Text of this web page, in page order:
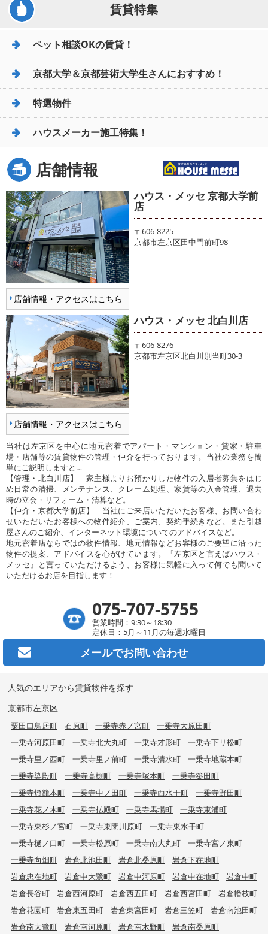
賃貸特集
ペット相談OKの賃貸！
京都大学＆京都芸術大学生さんにおすすめ！
特選物件
ハウスメーカー施工特集！
店舗情報
店舗情報・アクセスはこちら
ハウス・メッセ 京都大学前
店
〒606-8225
京都市左京区田中門前町98
店舗情報・アクセスはこちら
ハウス・メッセ 北白川店
〒606-8276
京都市左京区北白川別当町30-3
当社は左京区を中心に地元密着でアパート・マンション・貸家・駐車
場・店舗等の賃貸物件の管理・仲介を行っております。当社の業務を簡
単にご説明しますと…
【管理・北白川店】 家主様よりお預かりした物件の入居者募集をはじ
め日常の清掃、メンテナンス、クレーム処理、家賃等の入金管理、退去
時の立会・リフォーム・清算など。
【仲介・京都大学前店】 当社にご来店いただいたお客様、お問い合わ
せいただいたお客様への物件紹介、ご案内、契約手続きなど。また引越
屋さんのご紹介、インターネット環境についてのアドバイスなど。
地元密着店ならではの物件情報、地元情報などお客様のご要望に沿った
物件の提案、アドバイスを心がけています。『左京区と言えばハウス・
メッセ』と言っていただけるよう、お客様に気軽に入って何でも聞いて
いただけるお店を目指します！
075-707-5755
営業時間：9:30～18:30
定休日：5月～11月の毎週水曜日
メールでお問い合わせ
人気のエリアから賃貸物件を探す
京都市左京区
粟田口鳥居町 石原町 一乗寺赤ノ宮町
一乗寺大原田町
一乗寺河原田町
一乗寺北大丸町 一乗寺才形町
一乗寺下リ松町
一乗寺里ノ西町
一乗寺里ノ前町 一乗寺清水町
一乗寺地蔵本町
一乗寺染殿町
一乗寺高槻町 一乗寺塚本町
一乗寺築田町
一乗寺燈籠本町
一乗寺中ノ田町 一乗寺西水干町
一乗寺野田町
一乗寺花ノ木町
一乗寺払殿町 一乗寺馬場町
一乗寺東浦町
一乗寺東杉ノ宮町
一乗寺東閉川原町
一乗寺東水干町
一乗寺樋ノ口町
一乗寺松原町 一乗寺南大丸町
一乗寺宮ノ東町
一乗寺向畑町
岩倉北池田町 岩倉北桑原町
岩倉下在地町
岩倉忠在地町
岩倉中大鷺町 岩倉中河原町 岩倉中在地町
岩倉中町
岩倉長谷町
岩倉西河原町 岩倉西五田町 岩倉西宮田町
岩倉幡枝町
岩倉花園町
岩倉東五田町 岩倉東宮田町 岩倉三笠町
岩倉南池田町
岩倉南大鷺町
岩倉南河原町 岩倉南木野町 岩倉南桑原町